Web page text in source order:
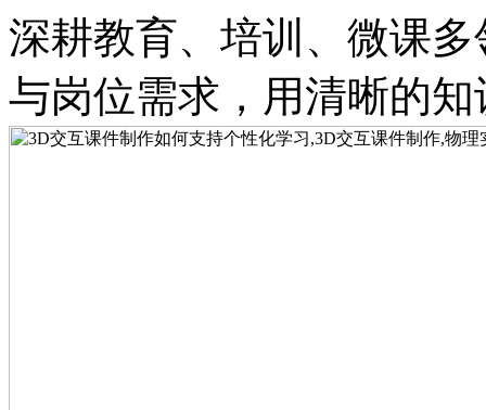
深耕教育、培训、微课
与岗位需求，用清晰的